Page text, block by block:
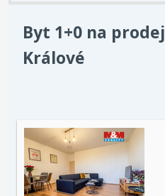
Byt 1+0 na
Králové